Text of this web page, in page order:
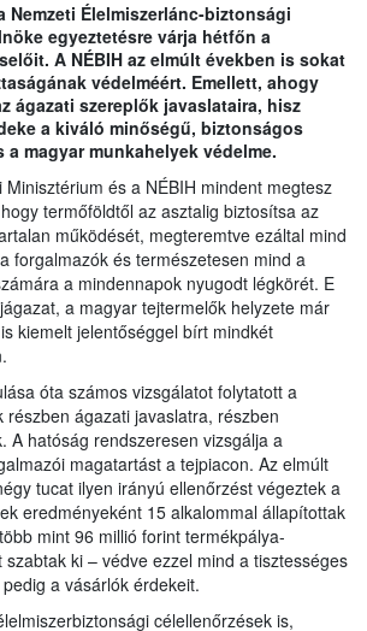
Nemzeti Élelmiszerlánc-biztonsági
egyeztetésre várja hétfőn a
A NÉBIH az elmúlt években is sokat
védelméért. Emellett, ahogy
ágazati szereplők javaslataira, hisz
a kiváló minőségű, biztonságos
a magyar munkahelyek védelme.
és a NÉBIH mindent megtesz
termőföldtől az asztalig biztosítsa az
működését, megteremtve ezáltal mind
forgalmazók és természetesen mind a
a mindennapok nyugodt légkörét. E
a magyar tejtermelők helyzete már
kiemelt jelentőséggel bírt mindkét
óta számos vizsgálatot folytatott a
részben ágazati javaslatra, részben
A hatóság rendszeresen vizsgálja a
magatartást a tejpiacon. Az elmúlt
tucat ilyen irányú ellenőrzést végeztek a
eredményeként 15 alkalommal állapítottak
mint 96 millió forint termékpálya-
ki – védve ezzel mind a tisztességes
a vásárlók érdekeit.
célellenőrzések is,